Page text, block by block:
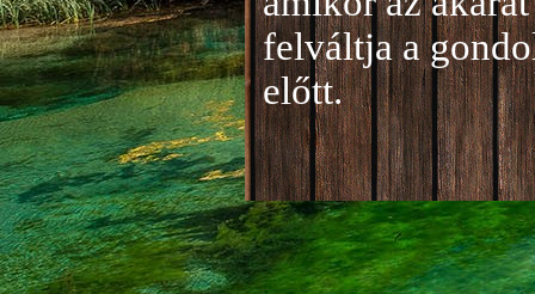
felváltja a
előtt.
Jelentkezés a